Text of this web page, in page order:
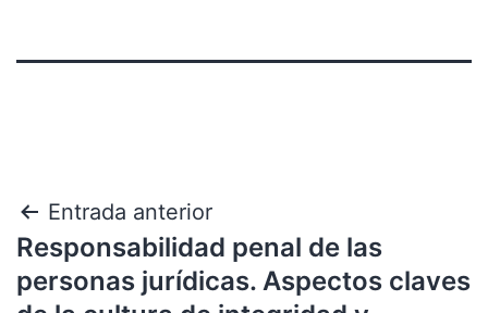
Entrada anterior
Responsabilidad penal de las
personas jurídicas. Aspectos claves